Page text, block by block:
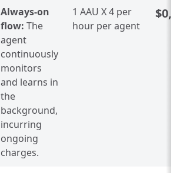
Always-on
flow: The
agent
continuously
monitors
and learns in
the
background,
incurring
ongoing
charges.
1 AAU X 4 per
hour per agent